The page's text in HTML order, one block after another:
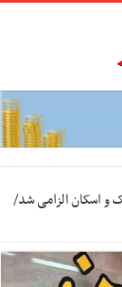
و اسکان الزامی شد/